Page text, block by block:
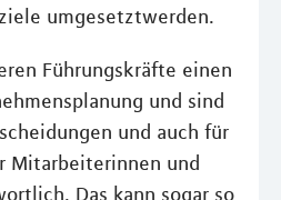
umgesetztwerden.
Führungskräfte einen
und sind
und auch für
Mitarbeiterinnen und
Das kann sogar so